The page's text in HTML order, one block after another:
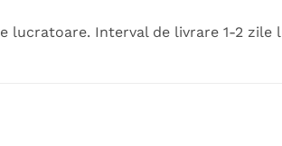
lucratoare. Interval de livrare 1-2 zile